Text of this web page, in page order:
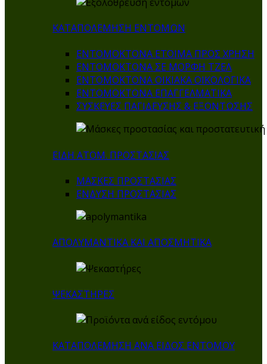
ΚΑΤΑΠΟΛΕΜΗΣΗ ΕΝΤΟΜΩΝ
ΕΝΤΟΜΟΚΤΟΝΑ ΕΤΟΙΜΑ ΠΡΟΣ ΧΡΗΣΗ
ΕΝΤΟΜΟΚΤΟΝΑ ΣΕ ΜΟΡΦΗ ΤΖΕΛ
ΕΝΤΟΜΟΚΤΟΝΑ ΟΙΚΙΑΚΑ ΟΙΚΟΛΟΓΙΚΑ
ΕΝΤΟΜΟΚΤΟΝΑ ΕΠΑΓΓΕΛΜΑΤΙΚΑ
ΣΥΣΚΕΥΕΣ ΠΑΓΙΔΕΥΣΗΣ & ΕΞΟΝΤΩΣΗΣ
ΕΙΔΗ ΑΤΟΜ. ΠΡΟΣΤΑΣΙΑΣ
ΜΑΣΚΕΣ ΠΡΟΣΤΑΣΙΑΣ
ΕΝΔΥΣΗ ΠΡΟΣΤΑΣΙΑΣ
ΑΠΟΛΥΜΑΝΤΙΚΑ ΚΑΙ ΑΠΟΣΜΗΤΙΚΑ
ΨΕΚΑΣΤΗΡΕΣ
ΚΑΤΑΠΟΛΕΜΗΣΗ ΑΝΑ ΕΙΔΟΣ ΕΝΤΟΜΟΥ